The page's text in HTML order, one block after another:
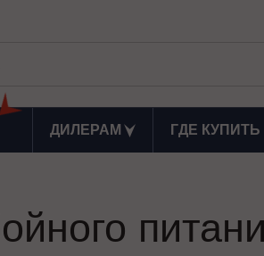
ДИЛЕРАМ ГДЕ КУПИТЬ